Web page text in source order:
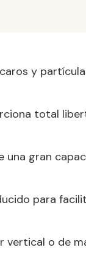
y
total
una gran
para
vertical o de